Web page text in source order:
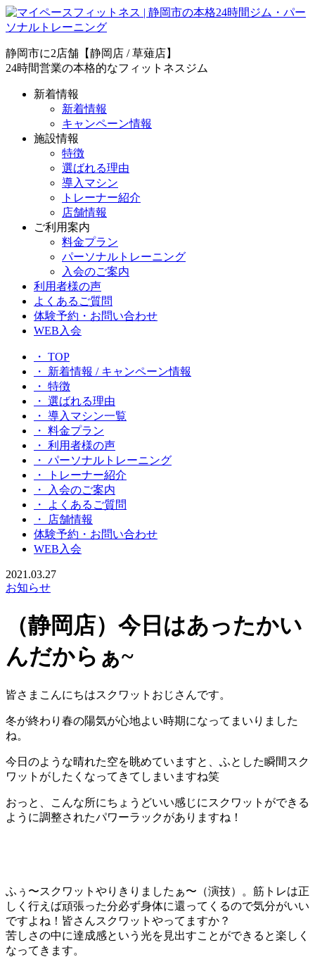
静岡市に2店舗【静岡店 / 草薙店】
24時間営業の本格的なフィットネスジム
新着情報
新着情報
キャンペーン情報
施設情報
特徴
選ばれる理由
導入マシン
トレーナー紹介
店舗情報
ご利用案内
料金プラン
パーソナルトレーニング
入会のご案内
利用者様の声
よくあるご質問
体験予約・お問い合わせ
WEB入会
・ TOP
・ 新着情報 / キャンペーン情報
・ 特徴
・ 選ばれる理由
・ 導入マシン一覧
・ 料金プラン
・ 利用者様の声
・ パーソナルトレーニング
・ トレーナー紹介
・ 入会のご案内
・ よくあるご質問
・ 店舗情報
体験予約・お問い合わせ
WEB入会
2021.03.27
お知らせ
（静岡店）今日はあったかい
んだからぁ~
皆さまこんにちはスクワットおじさんです。
冬が終わり春の陽気が心地よい時期になってまいりました
ね。
今日のような晴れた空を眺めていますと、ふとした瞬間スク
ワットがしたくなってきてしまいますね笑
おっと、こんな所にちょうどいい感じにスクワットができる
ように調整されたパワーラックがありますね！
ふぅ〜スクワットやりきりましたぁ〜（演技）。筋トレは正
しく行えば頑張った分必ず身体に還ってくるので気分がいい
ですよね！皆さんスクワットやってますか？
苦しさの中に達成感という光を見出すことができると楽しく
なってきます。